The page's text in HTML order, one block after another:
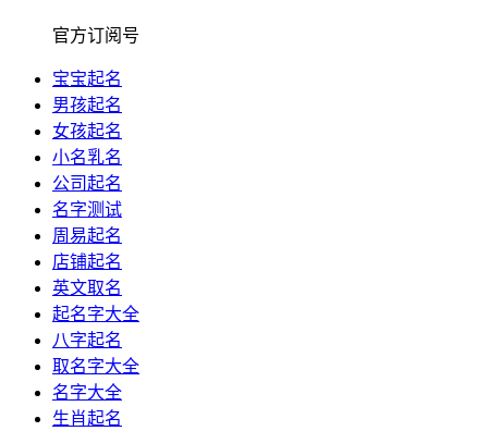
官方订阅号
宝宝起名
男孩起名
女孩起名
小名乳名
公司起名
名字测试
周易起名
店铺起名
英文取名
起名字大全
八字起名
取名字大全
名字大全
生肖起名